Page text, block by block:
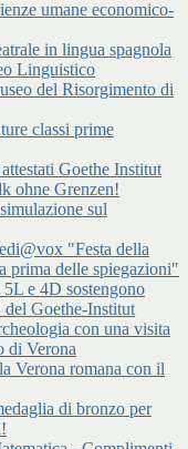
umane economico-
in lingua spagnola
Linguistico
del Risorgimento di
classi prime
Goethe Institut
ohne Grenzen!
sul
"Festa della
prima delle spiegazioni"
5L e 4D sostengono
del Goethe-Institut
con una visita
di Verona
Verona romana con il
di bronzo per